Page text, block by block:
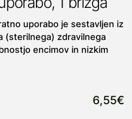
uporabo je sestavljen iz
(sterilnega) zdravilnega
encimov in nizkim
6,55€